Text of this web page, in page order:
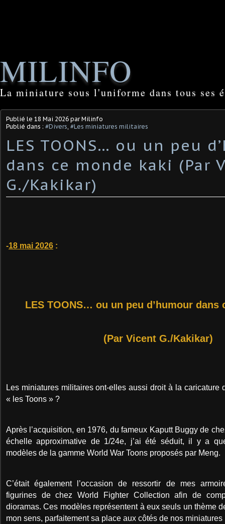
MILINFO
La miniature sous l'uniforme dans tous ses
Publié le 18 Mai 2026 par Milinfo
Publié dans : #Divers, #Les miniatures militaires
LES TOONS… ou un peu
dans ce monde kaki (Par
G./Kakikar) ​
-18 mai 2026 :
LES TOONS… ou un peu d’humour dans
(Par Vicent G./Kakikar)
Les miniatures militaires ont-elles aussi droit à la caricature
« les Toons » ?
Après l’acquisition, en 1976, du fameux Kaputt Buggy de
échelle approximative de 1/24e, j’ai été séduit, il y a
modèles de la gamme World War Toons proposés par Meng.
C’était également l’occasion de ressortir de mes
figurines de chez World Fighter Collection afin de
dioramas. Ces modèles représentent à eux seuls un thème
mon sens, parfaitement sa place aux côtés de nos